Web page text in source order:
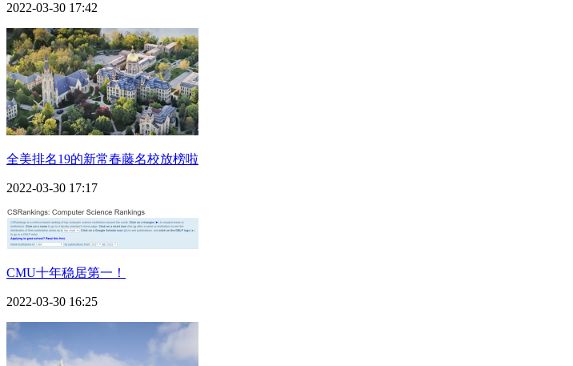
2022-03-30 17:42
全美排名19的新常春藤名校放榜啦
2022-03-30 17:17
CMU十年稳居第一！
2022-03-30 16:25